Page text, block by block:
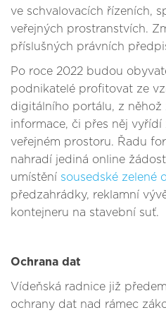
ve schvalovacích řízeních,
veřejných prostranstvích.
příslušných právních
Po roce 2022 budou
podnikatelé profitovat ze
digitálního portálu, z něhož
informace, či přes něj
veřejném prostoru. Řadu
nahradí jediná online
umístění sousedské zelené
předzahrádky, reklamní
kontejneru na stavební suť.
Ochrana dat
Vídeňská radnice již
ochrany dat nad rámec